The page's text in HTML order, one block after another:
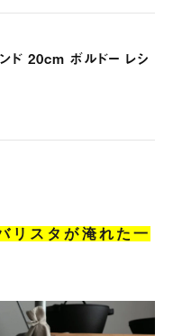
ンド 20cm ボルドー レシ
リスタが淹れた一